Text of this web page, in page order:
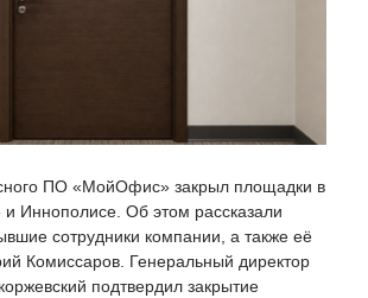
ПО «МойОфис» закрыл площадки в
и Иннополисе. Об этом рассказали
сотрудники компании, а также её
Комиссаров. Генеральный директор
подтвердил закрытие